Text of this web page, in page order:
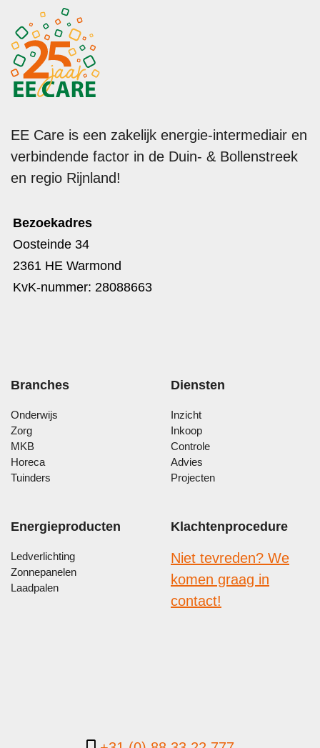
EE Care is een zakelijk energie-intermediair en
verbindende factor in de Duin- & Bollenstreek
en regio Rijnland!
Bezoekadres
Oosteinde 34
2361 HE Warmond
KvK-nummer: 28088663
Branches
Onderwijs
Zorg
MKB
Horeca
Tuinders
Diensten
Inzicht
Inkoop
Controle
Advies
Projecten
Energieproducten
Ledverlichting
Zonnepanelen
Laadpalen
Klachtenprocedure
Niet tevreden? We
komen graag in
contact!